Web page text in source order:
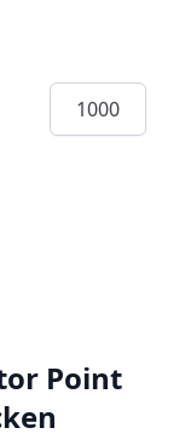
Menge
Point